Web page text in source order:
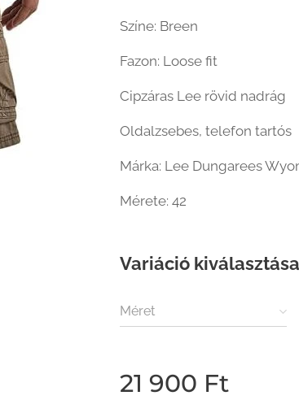
Színe: Breen
Fazon: Loose fit
Cipzáras Lee rövid nadrág
Oldalzsebes, telefon tartós
Márka: Lee Dungarees
Mérete: 42
Variáció
Méret
21 900 Ft